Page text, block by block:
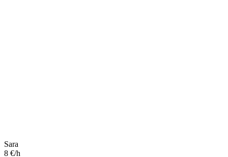
Sara
8 €/h